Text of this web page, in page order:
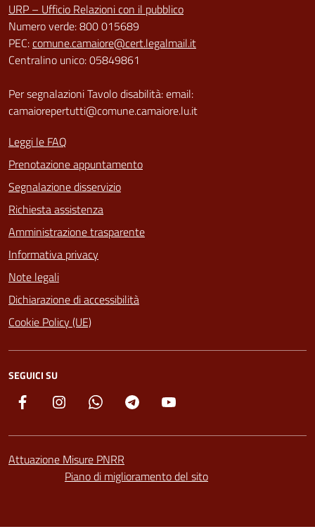
URP – Ufficio Relazioni con il pubblico
Numero verde: 800 015689
PEC:comune.camaiore@cert.legalmail.it
Centralino unico: 05849861
Per segnalazioni Tavolo disabilità: email:
camaiorepertutti@comune.camaiore.lu.it
Leggi le FAQ
Prenotazione appuntamento
Segnalazione disservizio
Richiesta assistenza
Amministrazione trasparente
Informativa privacy
Note legali
Dichiarazione di accessibilità
Cookie Policy (UE)
SEGUICI SU
Facebook Instagram Whatsapp Telegram
Attuazione Misure PNRR
Piano di miglioramento del sito